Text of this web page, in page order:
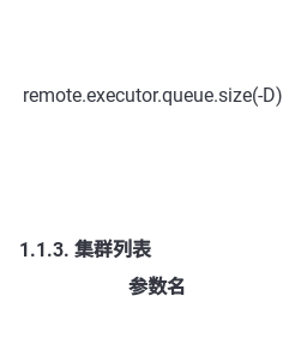
remote.executor.queue.size(-D)
1.1.3. 集群列表
参数名